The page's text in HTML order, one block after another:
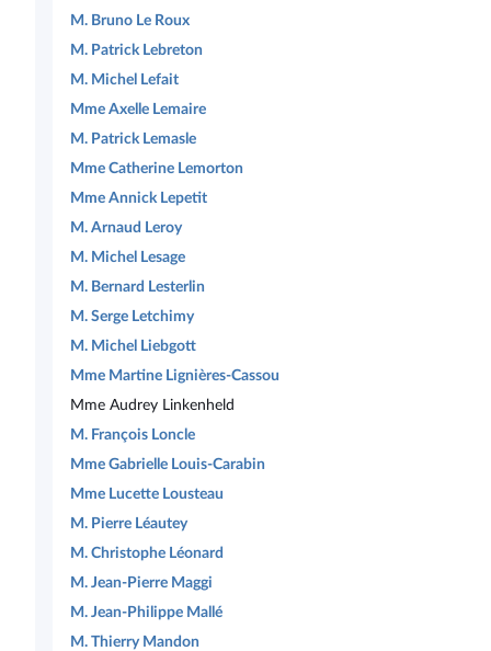
M. Bruno Le Roux
M. Patrick Lebreton
M. Michel Lefait
Mme Axelle Lemaire
M. Patrick Lemasle
Mme Catherine Lemorton
Mme Annick Lepetit
M. Arnaud Leroy
M. Michel Lesage
M. Bernard Lesterlin
M. Serge Letchimy
M. Michel Liebgott
Mme Martine Lignières-Cassou
Mme Audrey Linkenheld
M. François Loncle
Mme Gabrielle Louis-Carabin
Mme Lucette Lousteau
M. Pierre Léautey
M. Christophe Léonard
M. Jean-Pierre Maggi
M. Jean-Philippe Mallé
M. Thierry Mandon